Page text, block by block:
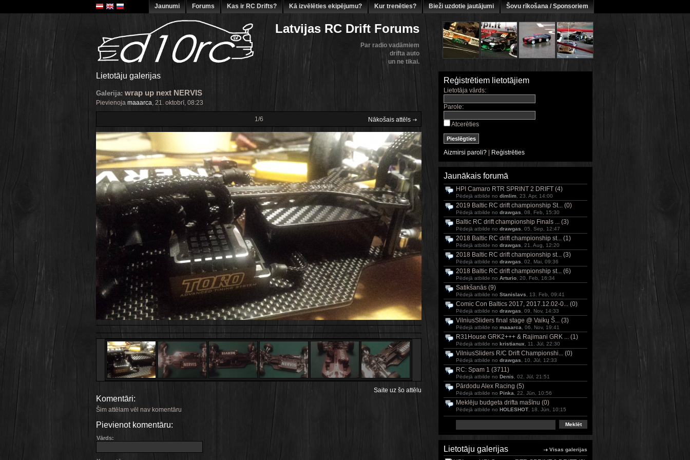
Jaunumi Forums Kas ir RC Drifts? Kā izvēlēties ekipējumu? Kur trenēties? Bieži uzdotie jautājumi Šovu rīkošana / Sponsoriem
Latvijas RC Drift Forums
Par radio vadāmiem
drifta auto
un ne tikai.
Lietotāju galerijas
Galerija: wrap up next NERVIS
Pievienoja maaarca, 21. oktobrī, 08:23
Nākošais attēls
1/6
Saite uz šo attēlu
Komentāri:
Šim attēlam vēl nav komentāru
Pievienot komentāru:
Vārds:
Reģistrētiem lietotājiem
Lietotāja vārds:
Parole:
Atcerēties
Aizmirsi paroli? Reģistrēties
Jaunākais forumā
HPI Camaro RTR SPRINT 2 DRIFT (4)
Pēdejā atbilde no dimlim , 23. Apr, 14:00
2019 Baltic RC drift championship St... (0)
Pēdejā atbilde no drawgas , 08. Feb, 15:30
Baltic RC drift championship Finals ... (3)
Pēdejā atbilde no drawgas , 05. Sep, 12:47
2018 Baltic RC drift championship st... (1)
Pēdejā atbilde no drawgas , 21. Aug, 12:20
2018 Baltic RC drift championship st... (3)
Pēdejā atbilde no drawgas , 02. Mai, 09:36
2018 Baltic RC drift championship st... (6)
Pēdejā atbilde no Arturio , 20. Feb, 16:34
Satikšanās (9)
Pēdejā atbilde no Stanislavs , 13. Feb, 09:41
Comic Con Baltics 2017, 2017.12.02-0... (0)
Pēdejā atbilde no drawgas , 09. Nov, 14:33
VilniusSliders final stage @ Vaikų Š... (3)
Pēdejā atbilde no maaarca , 06. Nov, 19:41
R31House GRK2+++ & Rajimani GRK ... (1)
Pēdejā atbilde no kristianux , 11. Jūl, 22:30
VilniusSliders R/C Drift Championshi... (0)
Pēdejā atbilde no drawgas , 10. Jūl, 12:33
RC: Spam 1 (3711)
Pēdejā atbilde no Denis , 02. Jūl, 21:51
Pārdodu Alex Racing (5)
Pēdejā atbilde no Pinka , 22. Jūn, 10:56
Meklēju budgeta drifta mašīnu (0)
Pēdejā atbilde no HOLESHOT , 18. Jūn, 10:15
Lietotāju galerijas Visas galerijas